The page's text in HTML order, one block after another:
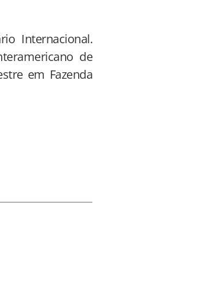
Internacional.
de
em Fazenda